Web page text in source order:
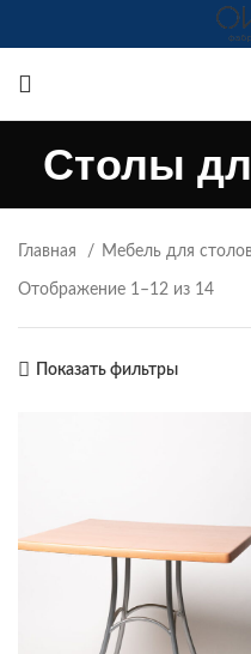
Столы
Главная Мебель для
Отображение 1–12 из 14
Показать фильтры